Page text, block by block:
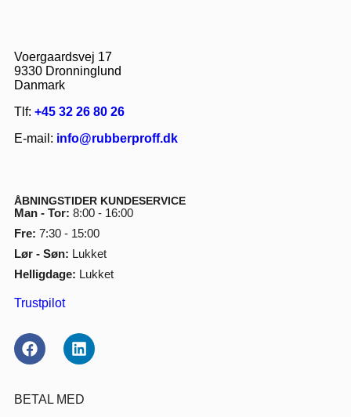
Voergaardsvej 17
9330 Dronninglund
Danmark
Tlf: +45 32 26 80 26
E-mail: info@rubberproff.dk
ÅBNINGSTIDER KUNDESERVICE
Man - Tor: 8:00 - 16:00
Fre: 7:30 - 15:00
Lør - Søn: Lukket
Helligdage: Lukket
Trustpilot
BETAL MED